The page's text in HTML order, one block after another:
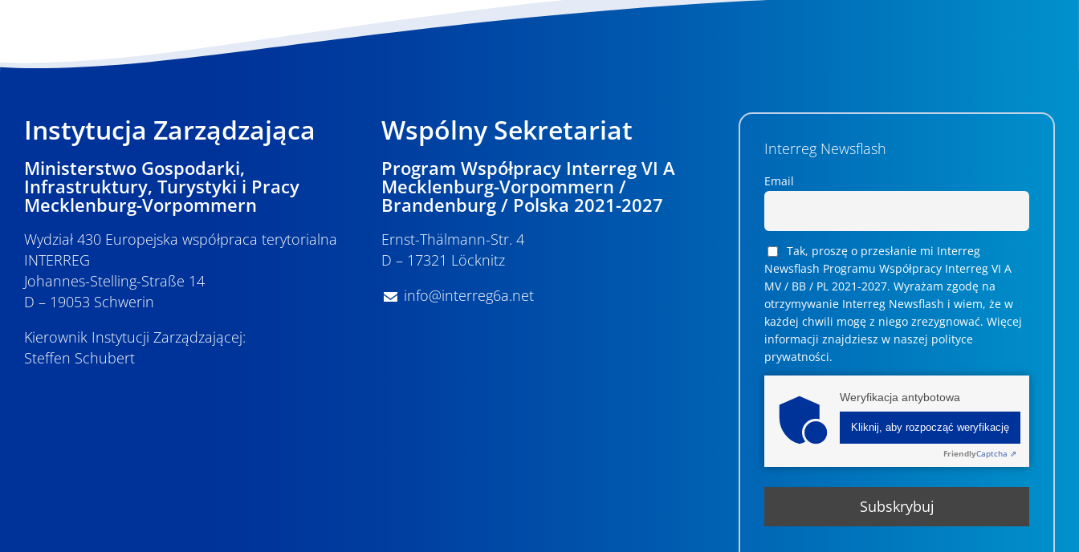
Instytucja Zarządzająca
Ministerstwo Gospodarki,
Infrastruktury, Turystyki i Pracy
Mecklenburg-Vorpommern
Wydział 430 Europejska współpraca terytorialna
INTERREG
Johannes-Stelling-Straße 14
D – 19053 Schwerin
Kierownik Instytucji Zarządzającej:
Steffen Schubert
Wspólny Sekretariat
Program Współpracy Interreg VI A
Mecklenburg-Vorpommern /
Brandenburg / Polska 2021-2027
Ernst-Thälmann-Str. 4
D – 17321 Löcknitz
info@interreg6a.net
Interreg Newsflash
Email
Tak, proszę o przesłanie mi Interreg
Newsflash Programu Współpracy Interreg VI A
MV / BB / PL 2021-2027. Wyrażam zgodę na
otrzymywanie Interreg Newsflash i wiem, że w
każdej chwili mogę z niego zrezygnować. ­­Więcej
informacji znajdziesz w naszej polityce
prywatności.
Weryfikacja antybotowa
Kliknij, aby rozpocząć weryfikację
FriendlyCaptcha ⇗